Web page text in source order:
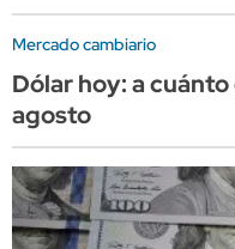
Mercado cambiario
Dólar hoy: a
agosto